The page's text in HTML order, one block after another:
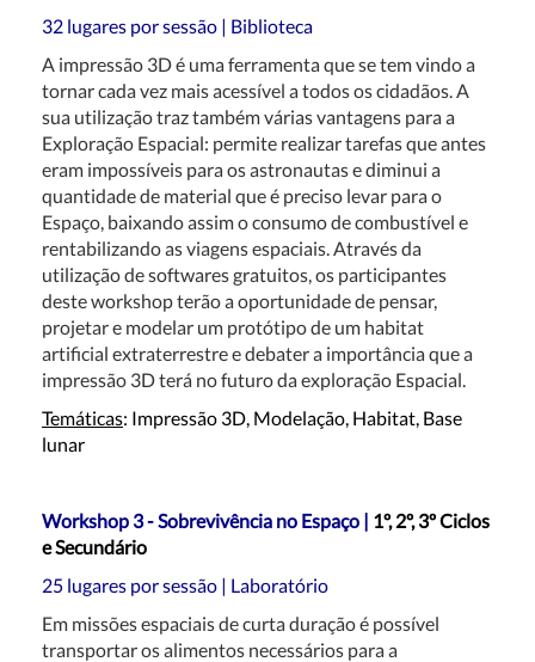
32 lugares por sessão | Biblioteca
A impressão 3D é uma ferramenta que se tem vindo a
tornar cada vez mais acessível a todos os cidadãos. A
sua utilização traz também várias vantagens para a
Exploração Espacial: permite realizar tarefas que antes
eram impossíveis para os astronautas e diminui a
quantidade de material que é preciso levar para o
Espaço, baixando assim o consumo de combustível e
rentabilizando as viagens espaciais. Através da
utilização de softwares gratuitos, os participantes
deste workshop terão a oportunidade de pensar,
projetar e modelar um protótipo de um habitat
artificial extraterrestre e debater a importância que a
impressão 3D terá no futuro da exploração Espacial.
Temáticas: Impressão 3D, Modelação, Habitat, Base
lunar
Workshop 3 - Sobrevivência no Espaço | 1º, 2º, 3º Ciclos
e Secundário
25 lugares por sessão | Laboratório
Em missões espaciais de curta duração é possível
transportar os alimentos necessários para a